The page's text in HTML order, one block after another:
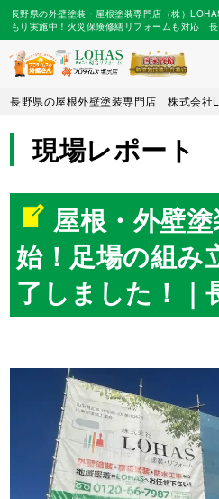
Skip
main
content
長野県の外壁塗装・屋根塗装専門店（株）
もり実施中！火災保険修繕リフォームも対応
長野県の屋根外壁塗装専門店 株式会
現場レポート
屋根・外壁
始！足場の組み
了しました！｜